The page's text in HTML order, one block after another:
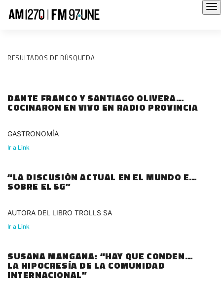
RESULTADOS DE BÚSQUEDA
DANTE FRANCO Y SANTIAGO OLIVERA
COCINARON EN VIVO EN RADIO PROVINCIA
GASTRONOMÍA
Ir a Link
“LA DISCUSIÓN ACTUAL EN EL MUNDO ES
SOBRE EL 5G”
AUTORA DEL LIBRO TROLLS SA
Ir a Link
SUSANA MANGANA: “HAY QUE CONDENAR
LA HIPOCRESÍA DE LA COMUNIDAD
INTERNACIONAL”